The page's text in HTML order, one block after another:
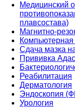
Медицинский
плавсостава)
Магнитно-
Сдача мазка
Прививка
Реабилитация
Дерматология
Эндоскопия
Урология